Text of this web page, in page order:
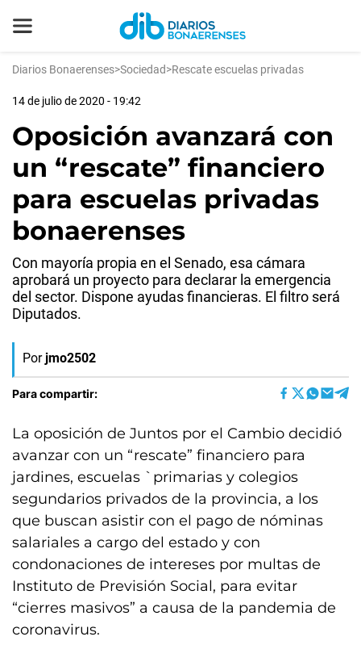
Diarios Bonaerenses>Sociedad>Rescate escuelas privadas
14 de julio de 2020 - 19:42
Oposición avanzará con
un “rescate” financiero
para escuelas privadas
bonaerenses
Con mayoría propia en el Senado, esa cámara
aprobará un proyecto para declarar la emergencia
del sector. Dispone ayudas financieras. El filtro será
Diputados.
Por jmo2502
Para compartir:
La oposición de Juntos por el Cambio decidió
avanzar con un “rescate” financiero para
jardines, escuelas `primarias y colegios
segundarios privados de la provincia, a los
que buscan asistir con el pago de nóminas
salariales a cargo del estado y con
condonaciones de intereses por multas de
Instituto de Previsión Social, para evitar
“cierres masivos” a causa de la pandemia de
coronavirus.